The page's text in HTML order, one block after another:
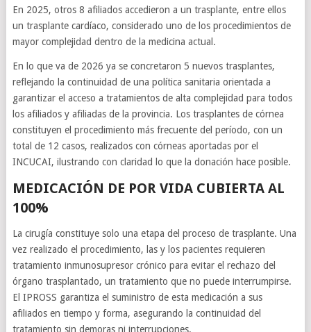
En 2025, otros 8 afiliados accedieron a un trasplante, entre ellos
un trasplante cardíaco, considerado uno de los procedimientos de
mayor complejidad dentro de la medicina actual.
En lo que va de 2026 ya se concretaron 5 nuevos trasplantes,
reflejando la continuidad de una política sanitaria orientada a
garantizar el acceso a tratamientos de alta complejidad para todos
los afiliados y afiliadas de la provincia. Los trasplantes de córnea
constituyen el procedimiento más frecuente del período, con un
total de 12 casos, realizados con córneas aportadas por el
INCUCAI, ilustrando con claridad lo que la donación hace posible.
MEDICACIÓN DE POR VIDA CUBIERTA AL
100%
La cirugía constituye solo una etapa del proceso de trasplante. Una
vez realizado el procedimiento, las y los pacientes requieren
tratamiento inmunosupresor crónico para evitar el rechazo del
órgano trasplantado, un tratamiento que no puede interrumpirse.
El IPROSS garantiza el suministro de esta medicación a sus
afiliados en tiempo y forma, asegurando la continuidad del
tratamiento sin demoras ni interrupciones.